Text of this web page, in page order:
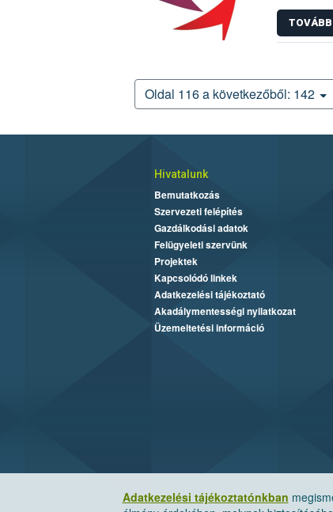
ügyében
TOVÁBB
Oldal 116 a következőből: 142
Adatkezelési tájékoztatónkban
Hivatalunk
Bemutatkozás
Szervezeti felépítés
Gazdálkodási adatok
Felügyeleti szervünk
Projektek
Kapcsolódó linkek
Adatkezelési tájékoztató
Akadálymentességi nyilatkozat
Üzemeltetési információ